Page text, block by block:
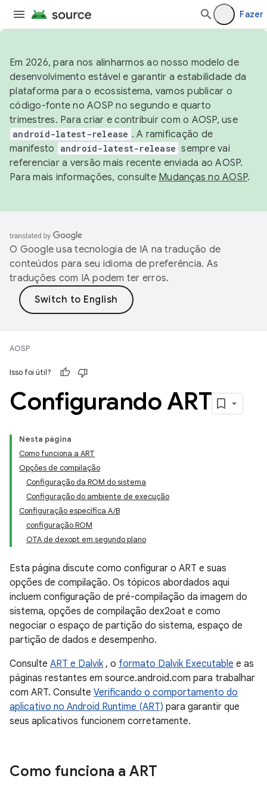
Fazer
Em 2026, para nos alinharmos ao nosso modelo de
desenvolvimento estável e garantir a estabilidade da
plataforma para o ecossistema, vamos publicar o
código-fonte no AOSP no segundo e quarto
trimestres. Para criar e contribuir com o AOSP, use
android-latest-release . A ramificação de
manifesto
android-latest-release sempre vai
referenciar a versão mais recente enviada ao AOSP.
Para mais informações, consulte Mudanças no AOSP.
O Google usa tecnologia de IA na tradução de
conteúdos para seu idioma de preferência. As
traduções com IA podem ter erros.
AOSP
Isso foi útil?
Configurando ART
Nesta página
Como funciona a ART
Opções de compilação
Configuração da ROM do sistema
Configuração do ambiente de execução
Configuração específica A/B
configuração ROM
OTA de dexopt em segundo plano
Esta página discute como configurar o ART e suas
opções de compilação. Os tópicos abordados aqui
incluem configuração de pré-compilação da imagem do
sistema, opções de compilação dex2oat e como
negociar o espaço de partição do sistema, espaço de
partição de dados e desempenho.
Consulte ART e Dalvik, o formato Dalvik Executable e as
páginas restantes em source.android.com para trabalhar
com ART. Consulte Verificando o comportamento do
aplicativo no Android Runtime (ART) para garantir que
seus aplicativos funcionem corretamente.
Como funciona a ART